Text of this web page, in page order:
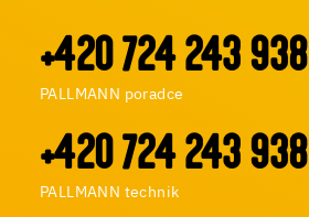
+420 724 243 938
PALLMANN poradce
+420 724 243 938
PALLMANN technik